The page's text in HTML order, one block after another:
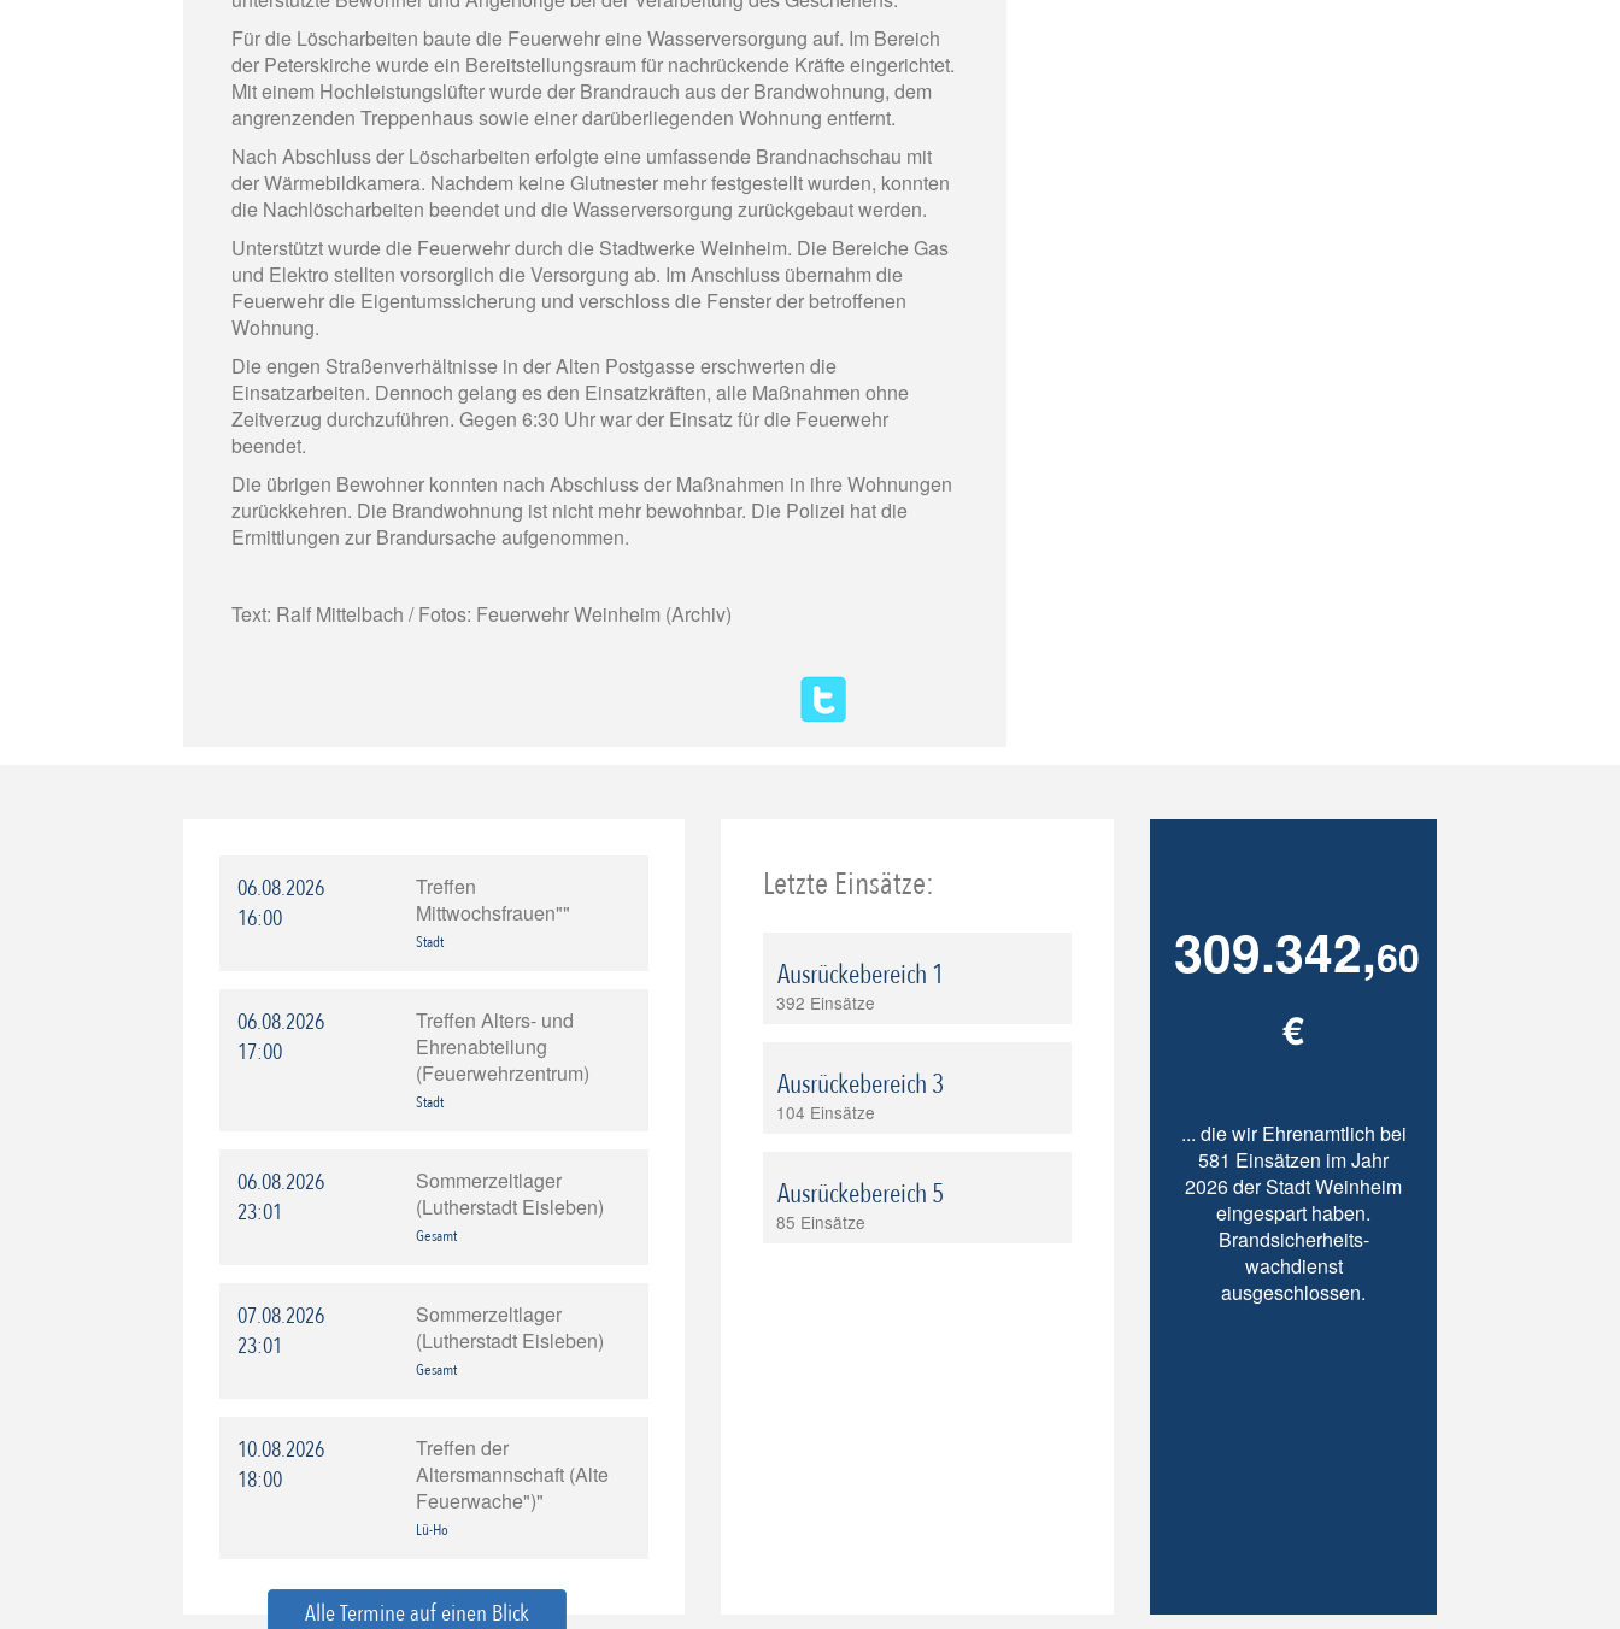
Für die Löscharbeiten baute die Feuerwehr eine Wasserversorgung auf. Im Bereich
der Peterskirche wurde ein Bereitstellungsraum für nachrückende Kräfte eingerichtet.
Mit einem Hochleistungslüfter wurde der Brandrauch aus der Brandwohnung, dem
angrenzenden Treppenhaus sowie einer darüberliegenden Wohnung entfernt.
Nach Abschluss der Löscharbeiten erfolgte eine umfassende Brandnachschau mit
der Wärmebildkamera. Nachdem keine Glutnester mehr festgestellt wurden, konnten
die Nachlöscharbeiten beendet und die Wasserversorgung zurückgebaut werden.
Unterstützt wurde die Feuerwehr durch die Stadtwerke Weinheim. Die Bereiche Gas
und Elektro stellten vorsorglich die Versorgung ab. Im Anschluss übernahm die
Feuerwehr die Eigentumssicherung und verschloss die Fenster der betroffenen
Wohnung.
Die engen Straßenverhältnisse in der Alten Postgasse erschwerten die
Einsatzarbeiten. Dennoch gelang es den Einsatzkräften, alle Maßnahmen ohne
Zeitverzug durchzuführen. Gegen 6:30 Uhr war der Einsatz für die Feuerwehr
beendet.
Die übrigen Bewohner konnten nach Abschluss der Maßnahmen in ihre Wohnungen
zurückkehren. Die Brandwohnung ist nicht mehr bewohnbar. Die Polizei hat die
Ermittlungen zur Brandursache aufgenommen.
Text: Ralf Mittelbach / Fotos: Feuerwehr Weinheim (Archiv)
06.08.2026
16:00
Treffen
Mittwochsfrauen""
Stadt
06.08.2026
17:00
Treffen Alters- und
Ehrenabteilung
(Feuerwehrzentrum)
Stadt
06.08.2026
23:01
Sommerzeltlager
(Lutherstadt Eisleben)
Gesamt
07.08.2026
23:01
Sommerzeltlager
(Lutherstadt Eisleben)
Gesamt
10.08.2026
18:00
Treffen der
Altersmannschaft (Alte
Feuerwache")"
Lü-Ho
Alle Termine auf einen Blick
Letzte Einsätze:
Ausrückebereich 1
392 Einsätze
Ausrückebereich 3
104 Einsätze
Ausrückebereich 5
85 Einsätze
309.342,60
€
... die wir Ehrenamtlich bei
581 Einsätzen im Jahr
2026 der Stadt Weinheim
eingespart haben.
Brandsicherheits-
wachdienst
ausgeschlossen.